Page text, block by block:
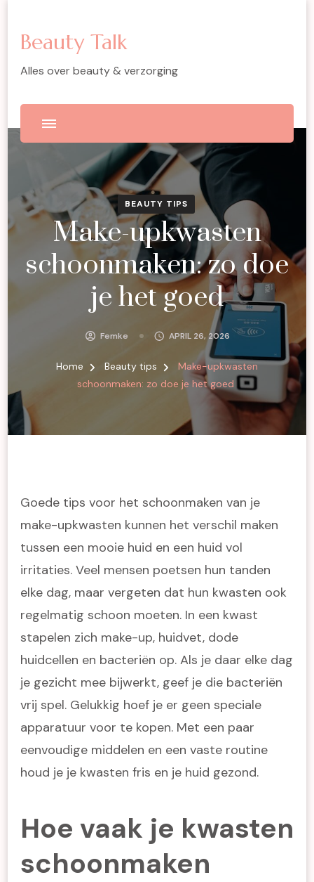
Beauty Talk
Alles over beauty & verzorging
BEAUTY TIPS
Make-upkwasten
schoonmaken: zo doe
je het goed
Femke APRIL 26, 2026
Home Beauty tips
Make-upkwasten
schoonmaken: zo doe je het goed
Goede tips voor het schoonmaken van je
make-upkwasten kunnen het verschil maken
tussen een mooie huid en een huid vol
irritaties. Veel mensen poetsen hun tanden
elke dag, maar vergeten dat hun kwasten ook
regelmatig schoon moeten. In een kwast
stapelen zich make-up, huidvet, dode
huidcellen en bacteriën op. Als je daar elke dag
je gezicht mee bijwerkt, geef je die bacteriën
vrij spel. Gelukkig hoef je er geen speciale
apparatuur voor te kopen. Met een paar
eenvoudige middelen en een vaste routine
houd je je kwasten fris en je huid gezond.
Hoe vaak je kwasten
schoonmaken